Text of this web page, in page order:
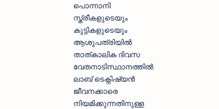
പൊന്നാനി
സ്ത്രീകളുടെയും
കുട്ടികളുടെയും
ആശുപത്രിയിൽ
താത്കാലിക ദിവസ
വേതനാടിസ്ഥാനത്തിൽ
ലാബ് ടെക്നിഷ്യൻ
ജീവനക്കാരെ
നിയമിക്കുന്നതിനുള്ള